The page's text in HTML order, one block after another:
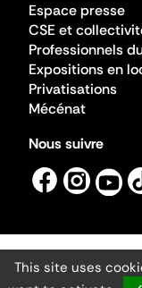
Espace presse
CSE et
Professionnels
Expositions en
Privatisations
Mécénat
Nous suivre
This site uses